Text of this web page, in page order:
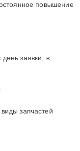
повышение
заявки, в
запчастей